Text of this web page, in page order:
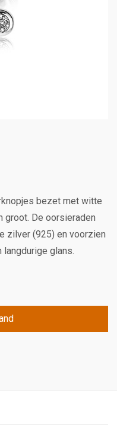
bezet met witte
groot. De oorsieraden
zilver (925) en voorzien
langdurige glans.